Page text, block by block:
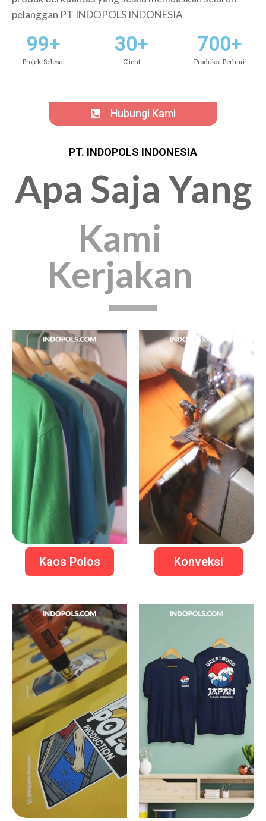
pelanggan PT INDOPOLS INDONESIA
Hubungi Kami
99+
Projek Selesai
30+
Client
700+
Produksi Perhari
PT. INDOPOLS INDONESIA
Apa Saja Yang
Kami
Kerjakan
Kaos Polos Konveksi